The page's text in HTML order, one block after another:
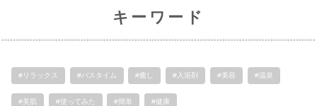
キーワード
#リラックス #バスタイム #癒し #入浴剤 #美容 #温泉
#美肌 #使ってみた #簡単 #健康